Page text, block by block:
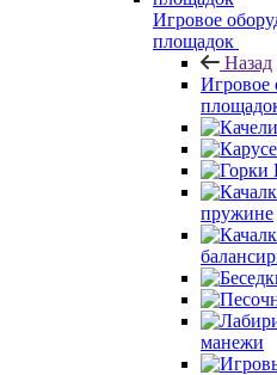
Игровое
площадок
Назад
Игровое
пружине
манежи